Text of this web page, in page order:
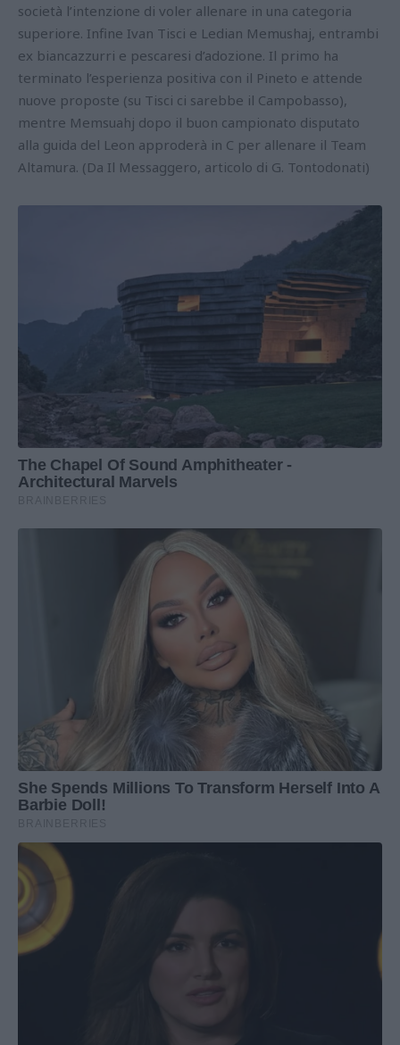
società l’intenzione di voler allenare in una categoria
superiore. Infine Ivan Tisci e Ledian Memushaj, entrambi
ex biancazzurri e pescaresi d’adozione. Il primo ha
terminato l’esperienza positiva con il Pineto e attende
nuove proposte (su Tisci ci sarebbe il Campobasso),
mentre Memsuahj dopo il buon campionato disputato
alla guida del Leon approderà in C per allenare il Team
Altamura. (Da Il Messaggero, articolo di G. Tontodonati)